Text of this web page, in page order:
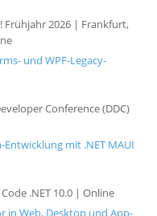
Frühjahr 2026 | Frankfurt,
und WPF-Legacy-
Conference (DDC)
mit .NET MAUI
.NET 10.0 | Online
in Web, Desktop und App-